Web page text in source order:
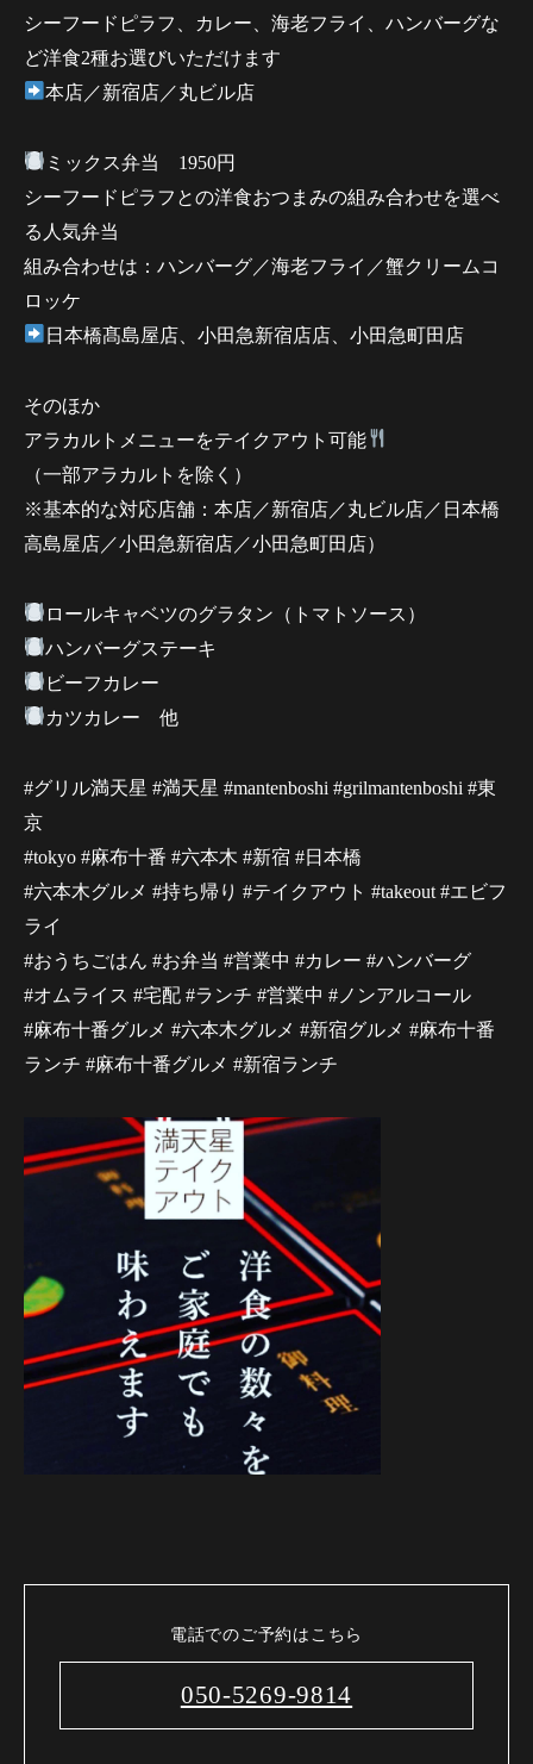
シーフードピラフ、カレー、海老フライ、ハンバーグな
ど洋食2種お選びいただけます
本店／新宿店／丸ビル店
ミックス弁当 1950円
シーフードピラフとの洋食おつまみの組み合わせを選べ
る人気弁当
組み合わせは：ハンバーグ／海老フライ／蟹クリームコ
ロッケ
日本橋髙島屋店、小田急新宿店店、小田急町田店
そのほか
アラカルトメニューをテイクアウト可能
（一部アラカルトを除く）
※基本的な対応店舗：本店／新宿店／丸ビル店／日本橋
高島屋店／小田急新宿店／小田急町田店）
ロールキャベツのグラタン（トマトソース）
ハンバーグステーキ
ビーフカレー
カツカレー 他
#グリル満天星 #満天星 #mantenboshi #grilmantenboshi #東
京
#tokyo #麻布十番 #六本木 #新宿 #日本橋
#六本木グルメ #持ち帰り #テイクアウト #takeout #エビフ
ライ
#おうちごはん #お弁当 #営業中 #カレー #ハンバーグ
#オムライス #宅配 #ランチ #営業中 #ノンアルコール
#麻布十番グルメ #六本木グルメ #新宿グルメ #麻布十番
ランチ #麻布十番グルメ #新宿ランチ
電話でのご予約はこちら
050-5269-9814